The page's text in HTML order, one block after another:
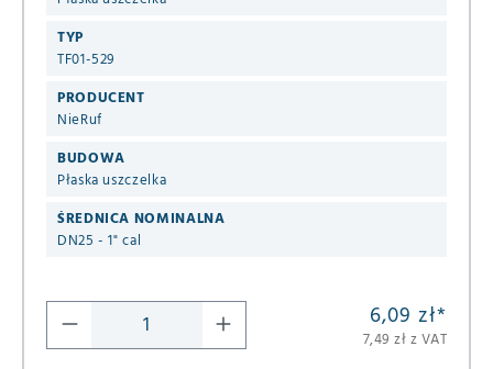
TYP
TF01-529
PRODUCENT
NieRuf
BUDOWA
Płaska uszczelka
ŚREDNICA NOMINALNA
DN25 - 1" cal
6,09 zł*
7,49 zł z VAT